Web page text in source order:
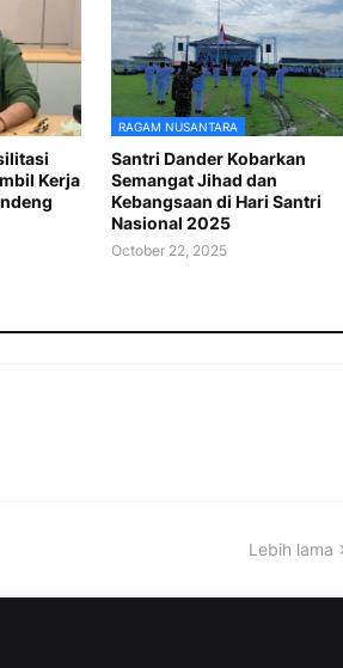
Kerja
RAGAM NUSANTARA
Santri Dander Kobarkan
Semangat Jihad dan
Kebangsaan di Hari Santri
Nasional 2025
October 22, 2025
Lebih lama